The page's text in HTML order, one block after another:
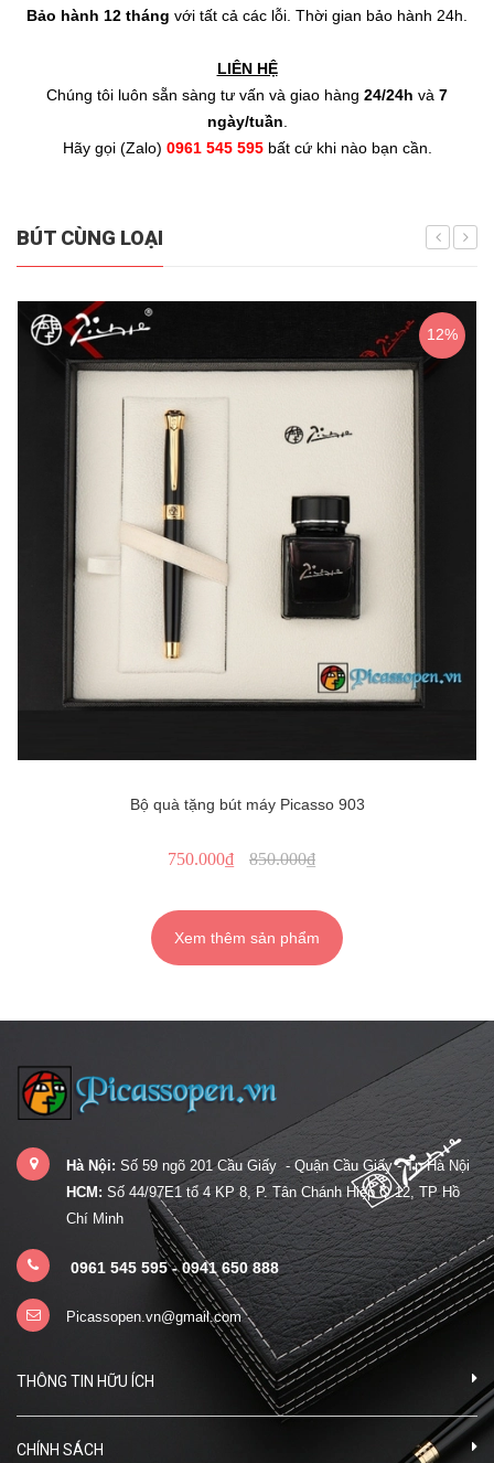
Bảo hành 12 tháng với tất cả các lỗi. Thời gian bảo hành 24h.
LIÊN HỆ
Chúng tôi luôn sẵn sàng tư vấn và giao hàng 24/24h và 7
ngày/tuần.
Hãy gọi (Zalo) 0961 545 595bất cứ khi nào bạn cần.
BÚT CÙNG LOẠI
Bộ quà tặng bút máy Picasso 903
12%
750.000₫ 850.000₫
Xem thêm sản phẩm
Hà Nội: Số 59 ngõ 201 Cầu Giấy - Quận Cầu Giấy - Tp Hà Nội
HCM: Số 44/97E1 tổ 4 KP 8, P. Tân Chánh Hiệp Q.12, TP Hồ
Chí Minh
0961 545 595 - 0941 650 888
Picassopen.vn@gmail.com
THÔNG TIN HỮU ÍCH
CHÍNH SÁCH